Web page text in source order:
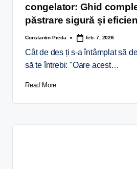
congelator: Ghid
păstrare sigură și
Constantin Preda feb. 7, 2026
Cât de des ți s-a întâmplat să
să te întrebi: "Oare acest…
Read More